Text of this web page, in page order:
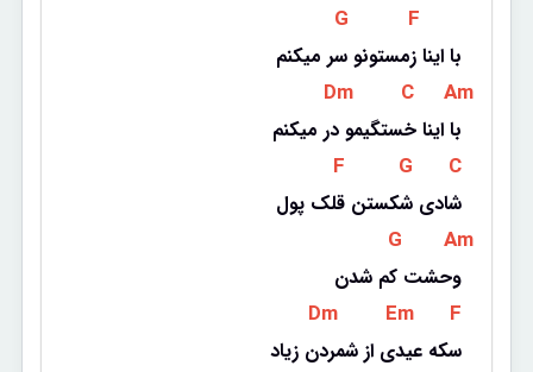
G F
با اینا زمستونو سر میکنم
Dm C Am
با اینا خستگیمو در میکنم
F G C
شادی شکستن قلک پول
G Am
وحشت کم شدن
Dm Em F
سکه عیدی از شمردن زیاد